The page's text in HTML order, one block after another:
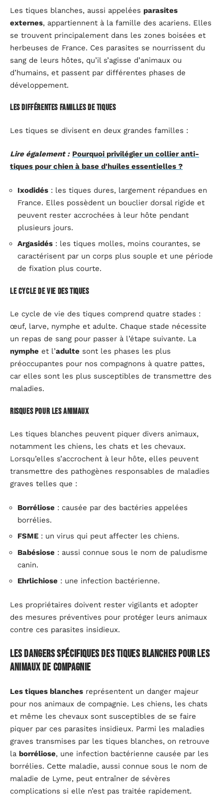
Les tiques blanches, aussi appelées parasites
externes, appartiennent à la famille des acariens. Elles
se trouvent principalement dans les zones boisées et
herbeuses de France. Ces parasites se nourrissent du
sang de leurs hôtes, qu’il s’agisse d’animaux ou
d’humains, et passent par différentes phases de
développement.
Les différentes familles de tiques
Les tiques se divisent en deux grandes familles :
Lire également : Pourquoi privilégier un collier anti-
tiques pour chien à base d'huiles essentielles ?
Ixodidés : les tiques dures, largement répandues en
France. Elles possèdent un bouclier dorsal rigide et
peuvent rester accrochées à leur hôte pendant
plusieurs jours.
Argasidés : les tiques molles, moins courantes, se
caractérisent par un corps plus souple et une période
de fixation plus courte.
Le cycle de vie des tiques
Le cycle de vie des tiques comprend quatre stades :
œuf, larve, nymphe et adulte. Chaque stade nécessite
un repas de sang pour passer à l’étape suivante. La
nymphe et l’adulte sont les phases les plus
préoccupantes pour nos compagnons à quatre pattes,
car elles sont les plus susceptibles de transmettre des
maladies.
Risques pour les animaux
Les tiques blanches peuvent piquer divers animaux,
notamment les chiens, les chats et les chevaux.
Lorsqu’elles s’accrochent à leur hôte, elles peuvent
transmettre des pathogènes responsables de maladies
graves telles que :
Borréliose : causée par des bactéries appelées
borrélies.
FSME : un virus qui peut affecter les chiens.
Babésiose : aussi connue sous le nom de paludisme
canin.
Ehrlichiose : une infection bactérienne.
Les propriétaires doivent rester vigilants et adopter
des mesures préventives pour protéger leurs animaux
contre ces parasites insidieux.
Les dangers spécifiques des tiques blanches pour les
animaux de compagnie
Les tiques blanches représentent un danger majeur
pour nos animaux de compagnie. Les chiens, les chats
et même les chevaux sont susceptibles de se faire
piquer par ces parasites insidieux. Parmi les maladies
graves transmises par les tiques blanches, on retrouve
la borréliose, une infection bactérienne causée par les
borrélies. Cette maladie, aussi connue sous le nom de
maladie de Lyme, peut entraîner de sévères
complications si elle n’est pas traitée rapidement.